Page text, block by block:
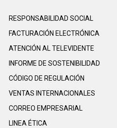
RESPONSABILIDAD SOCIAL
FACTURACIÓN ELECTRÓNICA
ATENCIÓN AL TELEVIDENTE
INFORME DE SOSTENIBILIDAD
CÓDIGO DE REGULACIÓN
VENTAS INTERNACIONALES
CORREO EMPRESARIAL
LINEA ÉTICA